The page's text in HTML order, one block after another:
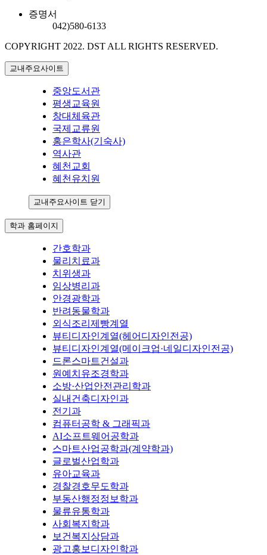
증명서
042)580-6133
COPYRIGHT 2022. DST ALL RIGHTS RESERVED.
교내주요사이트
중앙도서관
평생교육원
창대체육관
국제교류원
홍은학사(기숙사)
역사관
혜천교회
혜천유치원
교내주요사이트 닫기
학과 홈페이지
간호학과
물리치료과
치위생과
임상병리과
안경광학과
반려동물학과
외식조리제빵계열
뷰티디자인계열(헤어디자인전공)
뷰티디자인계열(메이크업·네일디자인전공)
드론스마트건설과
원예치유조경학과
소방·산업안전관리학과
실내건축디자인과
전기과
컴퓨터공학 & 그래픽과
AI소프트웨어공학과
스마트산업공학과(계약학과)
글로벌산업학과
유아교육과
경찰경호무도학과
부동산행정정보학과
물류유통학과
사회복지학과
보건복지상담과
광고홍보디자인학과